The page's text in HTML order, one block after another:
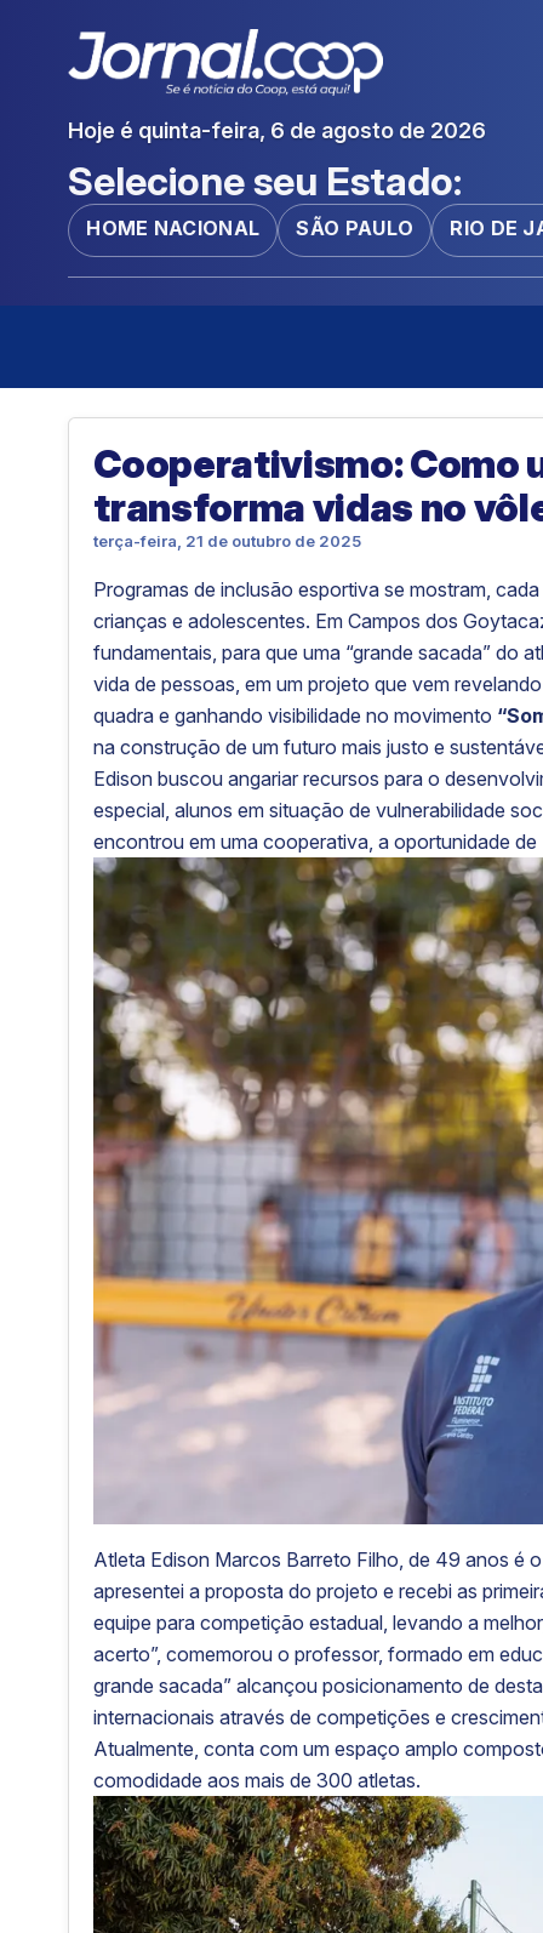
Hoje é quinta-feira, 6 de agosto de 2026
Selecione seu Estado:
HOME NACIONAL SÃO PAULO RIO DE
Cooperativismo: Como
transforma vidas no
terça-feira, 21 de outubro de 2025
Programas de inclusão esportiva se mostram,
crianças e adolescentes. Em Campos dos
fundamentais, para que uma “grande sacada” do
vida de pessoas, em um projeto que vem
quadra e ganhando visibilidade no movimento
na construção de um futuro mais justo e
Edison buscou angariar recursos para o
especial, alunos em situação de vulnerabilidade
encontrou em uma cooperativa, a oportunidade de
Atleta Edison Marcos Barreto Filho, de 49 anos é
apresentei a proposta do projeto e recebi as
equipe para competição estadual, levando a
acerto”, comemorou o professor, formado em
grande sacada” alcançou posicionamento de
internacionais através de competições e
Atualmente, conta com um espaço amplo
comodidade aos mais de 300 atletas.